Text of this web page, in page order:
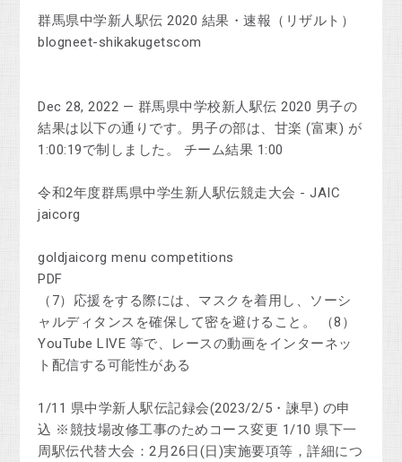
群馬県中学新人駅伝 2020 結果・速報（リザルト）
blogneet-shikakugetscom
Dec 28, 2022 — 群馬県中学校新人駅伝 2020 男子の
結果は以下の通りです。男子の部は、甘楽 (富東) が
1:00:19で制しました。 チーム結果 1:00
令和2年度群馬県中学生新人駅伝競走大会 - JAIC
jaicorg
goldjaicorg menu competitions
PDF
（7）応援をする際には、マスクを着用し、ソーシ
ャルディタンスを確保して密を避けること。 （8）
YouTube LIVE 等で、レースの動画をインターネッ
ト配信する可能性がある
1/11 県中学新人駅伝記録会(2023/2/5・諫早) の申
込 ※競技場改修工事のためコース変更 1/10 県下一
周駅伝代替大会：2月26日(日)実施要項等，詳細につ